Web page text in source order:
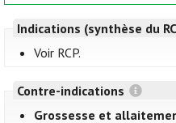
Indications (synthèse du
Voir RCP.
Contre-indications
Grossesse et